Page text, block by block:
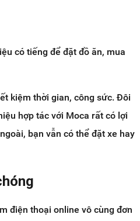
có tiếng để đặt đồ ăn, mua
kiệm thời gian, công sức. Đôi
hợp tác với Moca rất có lợi
bạn vẫn có thể đặt xe hay
điện thoại online vô cùng đơn